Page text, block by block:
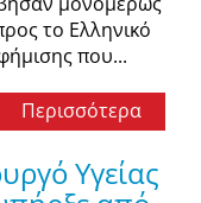
το Ελληνικό
που...
Περισσότερα
Υγείας